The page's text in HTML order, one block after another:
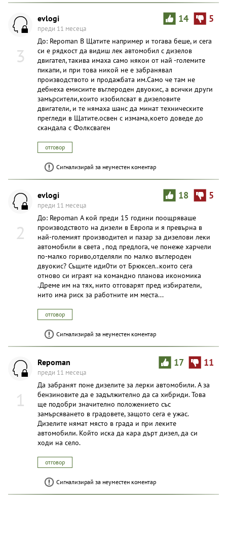
3
14 5
evlogi
преди 11 месеца
До: Repoman В Щатите например и тогава беше, и сега
си е рядкост да видиш лек автомобил с дизелов
двигател, такива имаха само някои от най -големите
пикапи, и при това никой не е забранявал
производството и продажбата им.Само че там не
дебнеха емисиите въглероден двуокис, а всички други
замърсители,които изобилсват в дизеловите
двигатели, и те нямаха шанс да минат техническите
прегледи в Щатите.освен с измама,което доведе до
скандала с Фолксваген
отговор
Сигнализирай за неуместен коментар
2
18 5
evlogi
преди 11 месеца
До: Repoman A кой преди 15 години поощряваше
производството на дизели в Европа и я превърна в
най-големият производител и пазар за дизелови леки
автомобили в света , под предлога, че понеже харчели
по-малко гориво,отделяли по малко въглероден
двуокис? Същите иди0ти от Брюксел..които сега
отново си играят на командно планова икономика
.Дреме им на тях, нито отговарят пред избиратели,
нито има риск за работните им места...
отговор
Сигнализирай за неуместен коментар
1
17 11
Repoman
преди 11 месеца
Да забранят поне дизелите за лерки автомобили. А за
бензиновите да е задължително да са хибриди. Това
ще подобри значително положението със
замърсяването в градовете, защото сега е ужас.
Дизелите нямат място в града и при леките
автомобили. Който иска да кара дърт дизел, да си
ходи на село.
отговор
Сигнализирай за неуместен коментар